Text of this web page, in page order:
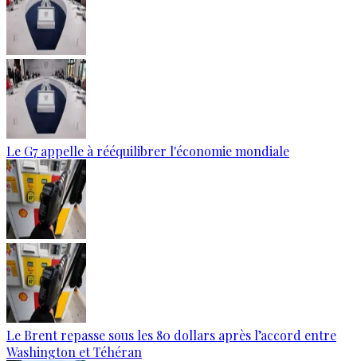
Le G7 appelle à rééquilibrer l'économie mondiale
Le Brent repasse sous les 80 dollars après l’accord entre
Washington et Téhéran